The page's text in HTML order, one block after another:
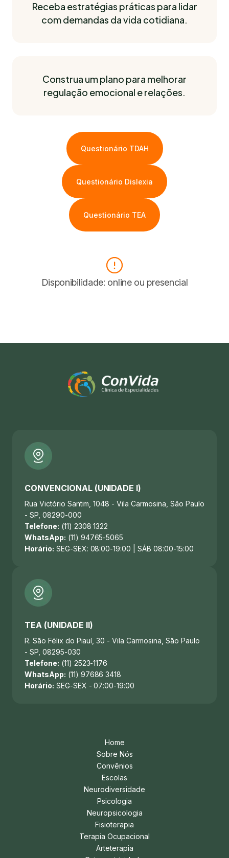
Receba estratégias práticas para lidar
com demandas da vida cotidiana.
Construa um plano para melhorar
regulação emocional e relações.
Questionário TDAH
Questionário Dislexia
Questionário TEA
Disponibilidade: online ou presencial
CONVENCIONAL (UNIDADE I)
Rua Victório Santim, 1048 - Vila Carmosina, São Paulo
- SP, 08290-000
Telefone: (11) 2308 1322
WhatsApp: (11) 94765-5065
Horário: SEG-SEX: 08:00-19:00 | SÁB 08:00-15:00
TEA (UNIDADE II)
R. São Félix do Piauí, 30 - Vila Carmosina, São Paulo
- SP, 08295-030
Telefone: (11) 2523-1176
WhatsApp: (11) 97686 3418
Horário: SEG-SEX - 07:00-19:00
Home
Sobre Nós
Convênios
Escolas
Neurodiversidade
Psicologia
Neuropsicologia
Fisioterapia
Terapia Ocupacional
Arteterapia